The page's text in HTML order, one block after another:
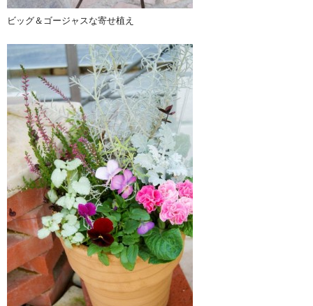
ビッグ＆ゴージャスな寄せ植え